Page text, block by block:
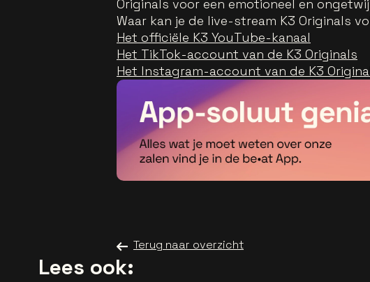
Originals voor een emotioneel en
Waar kan je de live-stream K3 Originals
Het officiële K3 YouTube-kanaal
Het TikTok-account van de K3 Originals
Het Instagram-account van de K3
Terug naar overzicht
Lees ook: